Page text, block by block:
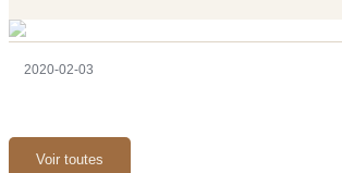
2020-02-03
Voir toutes